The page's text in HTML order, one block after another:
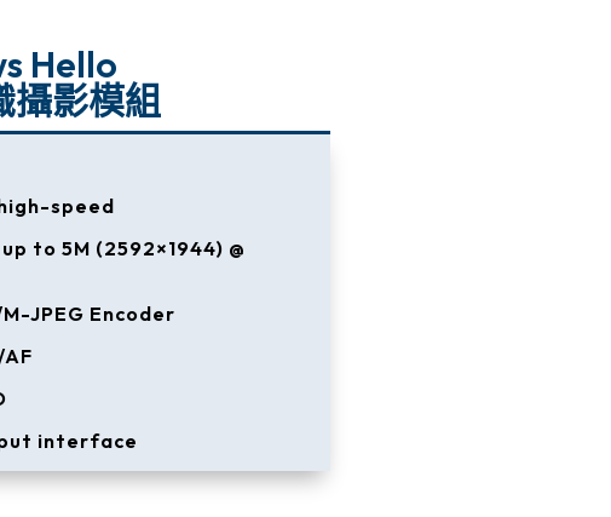
Hello
攝影模組
speed
to 5M (2592×1944) @
JPEG Encoder
interface